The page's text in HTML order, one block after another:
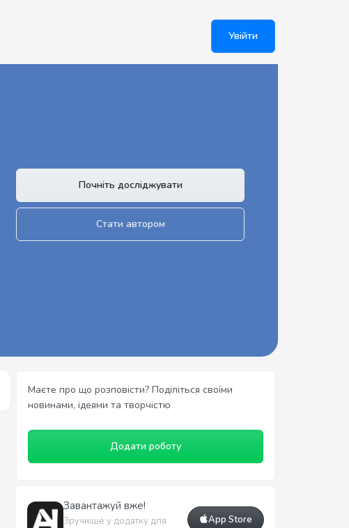
Увійти
Почніть досліджувати
Стати автором
Маєте про що розповісти? Поділіться своїми
новинами, ідеями та творчістю
Додати роботу
Завантажуй вже!
Зручніше у додатку для
App Store